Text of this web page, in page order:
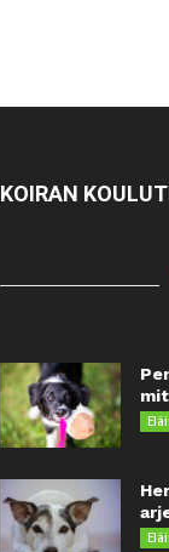
KOIRAN